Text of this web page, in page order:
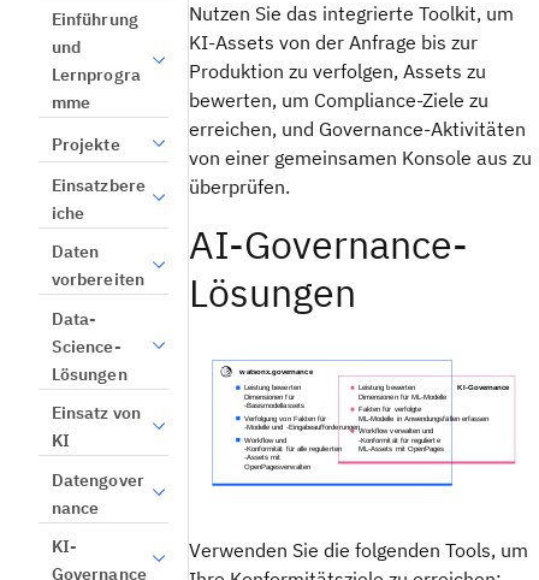
Einführung
und
Lernprogra
mme
Projekte
Einsatzbere
iche
Daten
vorbereiten
Data-
Science-
Lösungen
Einsatz von
KI
Datengover
nance
KI-
Governance
Nutzen Sie das integrierte Toolkit, um
KI-Assets von der Anfrage bis zur
Produktion zu verfolgen, Assets zu
bewerten, um Compliance-Ziele zu
erreichen, und Governance-Aktivitäten
von einer gemeinsamen Konsole aus zu
überprüfen.
AI-Governance-
Lösungen
Verwenden Sie die folgenden Tools, um